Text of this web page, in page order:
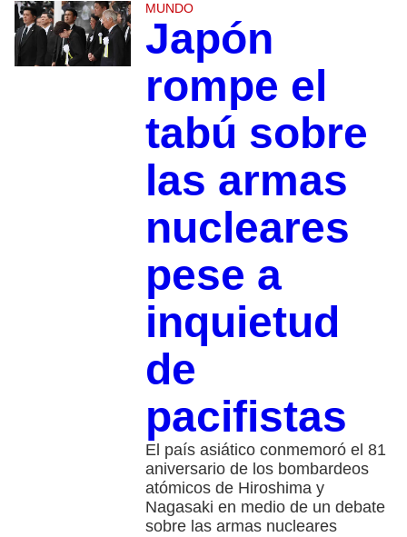
MUNDO
Japón
rompe el
tabú sobre
las armas
nucleares
pese a
inquietud
de
pacifistas
El país asiático conmemoró el 81
aniversario de los bombardeos
atómicos de Hiroshima y
Nagasaki en medio de un debate
sobre las armas nucleares